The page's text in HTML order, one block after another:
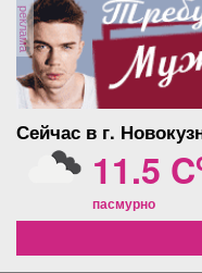
реклама
Сейчас в г.
11.5 C
пасмурно